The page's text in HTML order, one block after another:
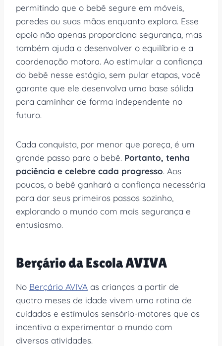
permitindo que o bebê segure em móveis,
paredes ou suas mãos enquanto explora. Esse
apoio não apenas proporciona segurança, mas
também ajuda a desenvolver o equilíbrio e a
coordenação motora. Ao estimular a confiança
do bebê nesse estágio, sem pular etapas, você
garante que ele desenvolva uma base sólida
para caminhar de forma independente no
futuro.
Cada conquista, por menor que pareça, é um
grande passo para o bebê. Portanto, tenha
paciência e celebre cada progresso. Aos
poucos, o bebê ganhará a confiança necessária
para dar seus primeiros passos sozinho,
explorando o mundo com mais segurança e
entusiasmo.
Berçário da Escola AVIVA
No Berçário AVIVA as crianças a partir de
quatro meses de idade vivem uma rotina de
cuidados e estímulos sensório-motores que os
incentiva a experimentar o mundo com
diversas atividades.